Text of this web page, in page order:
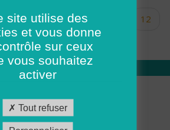
… 10
12
15 16 17
Qui sommes nous
Académie ADMR
site utilise des
et vous donne
sur ceux
vous souhaitez
activer
Tout refuser